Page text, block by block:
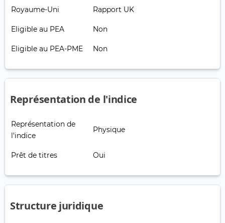
Royaume-Uni Rapport UK
Eligible au PEA Non
Eligible au PEA-PME Non
Représentation de l'indice
Représentation de
l'indice
Physique
Prêt de titres Oui
Structure juridique